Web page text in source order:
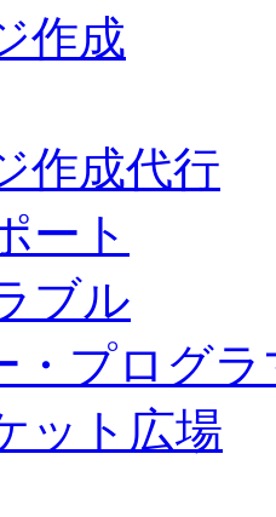
作成
作成代行
ート
ブル
・プログラ
ット広場